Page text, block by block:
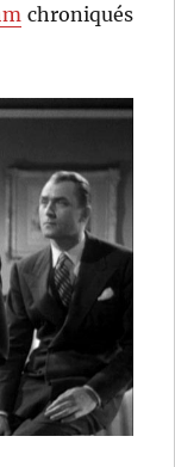
chroniqués